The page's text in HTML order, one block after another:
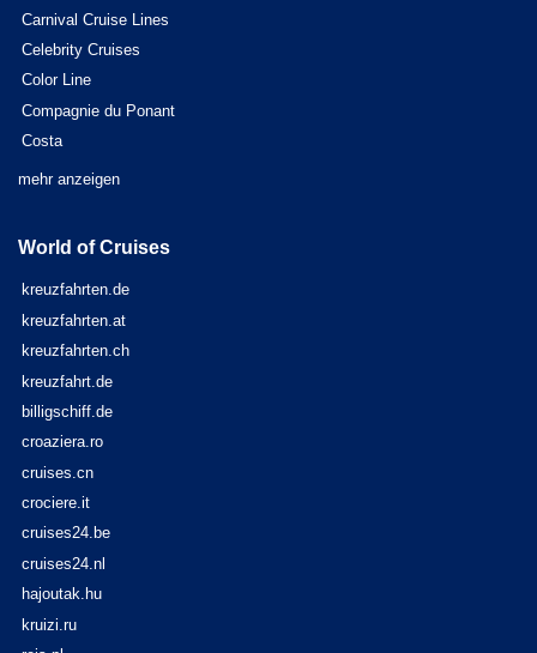
Carnival Cruise Lines
Celebrity Cruises
Color Line
Compagnie du Ponant
Costa
mehr anzeigen
World of Cruises
kreuzfahrten.de
kreuzfahrten.at
kreuzfahrten.ch
kreuzfahrt.de
billigschiff.de
croaziera.ro
cruises.cn
crociere.it
cruises24.be
cruises24.nl
hajoutak.hu
kruizi.ru